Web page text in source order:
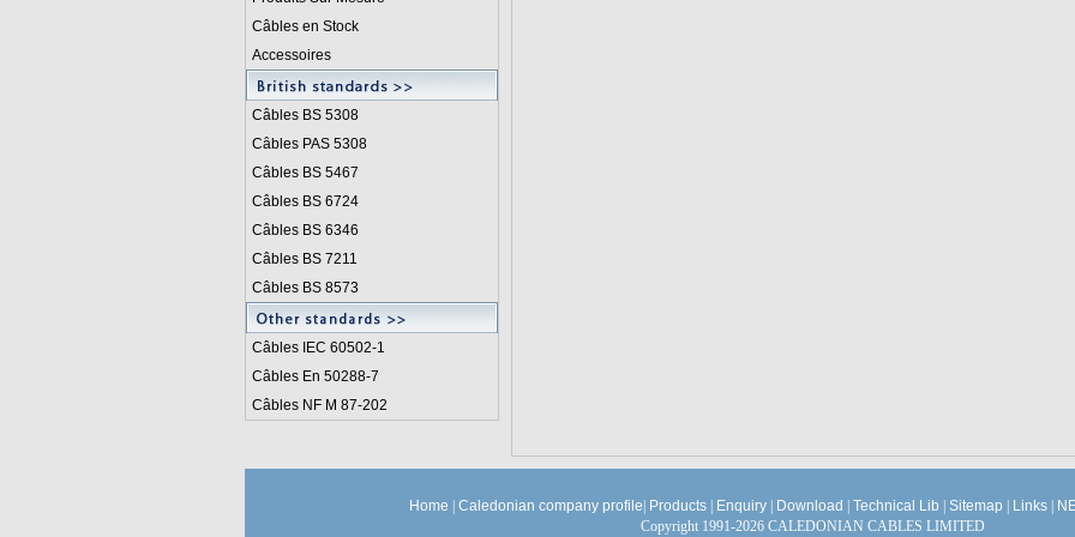
Câbles en Stock
Accessoires
Câbles BS 5308
Câbles PAS 5308
Câbles BS 5467
Câbles BS 6724
Câbles BS 6346
Câbles BS 7211
Câbles BS 8573
Câbles IEC 60502-1
Câbles En 50288-7
Câbles NF M 87-202
Home Caledonian company profile Products Enquiry| Download Technical Lib Sitemap Links
Copyright 1991-2026 CALEDONIAN CABLES LIMITED